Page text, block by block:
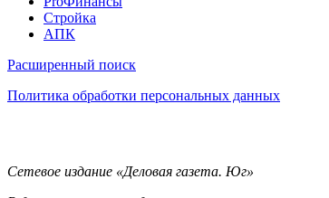
Pro
Стройка
АПК
Информация
Расширенный поиск
Политика обработки персональных данных
Контакты
Сетевое издание «Деловая газета. Юг»